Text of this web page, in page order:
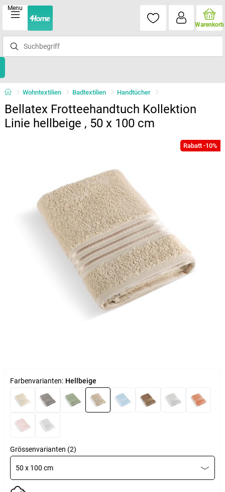
Menu
Warenkorb
Wohntextilien Badtextilien Handtücher
Bellatex Frotteehandtuch Kollektion
Linie hellbeige , 50 x 100 cm
Rabatt -10%
Farbenvarianten: Hellbeige
Grössenvarianten (2)
50 x 100 cm